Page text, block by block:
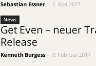
Sebastian Essner 2. Mai 2017
News
Get Even – neuer
Release
Kenneth Burgess 9. Februar 2017